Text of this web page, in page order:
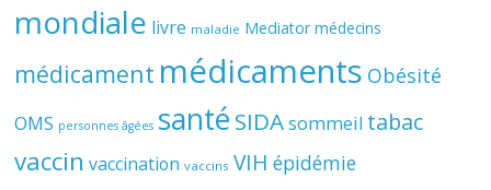
mondiale livre maladie Mediator médecins
médicament médicaments Obésité
OMS personnes âgées santé SIDAsommeil tabac
vaccin vaccination vaccins VIH épidémie